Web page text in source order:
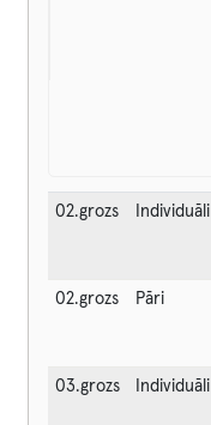
02.grozs Individuāli
02.grozs Pāri
03.grozs Individuāli